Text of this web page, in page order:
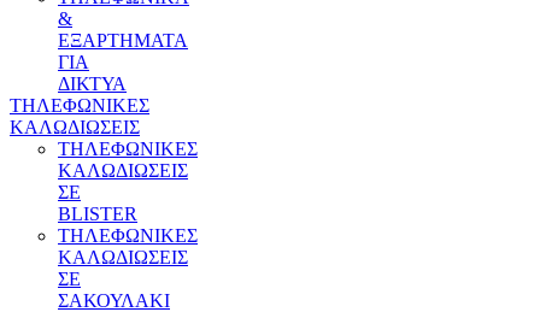
&
ΕΞΑΡΤΗΜΑΤΑ
ΓΙΑ
ΔΙΚΤΥΑ
ΤΗΛΕΦΩΝΙΚΕΣ
ΚΑΛΩΔΙΩΣΕΙΣ
ΤΗΛΕΦΩΝΙΚΕΣ
ΚΑΛΩΔΙΩΣΕΙΣ
ΣΕ
BLISTER
ΤΗΛΕΦΩΝΙΚΕΣ
ΚΑΛΩΔΙΩΣΕΙΣ
ΣΕ
ΣΑΚΟΥΛΑΚΙ